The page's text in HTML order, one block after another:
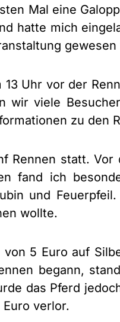
Mal eine
hatte mich
Uhr vor der
wir viele
zu den
Rennen statt.
fand ich
und
wollte.
5 Euro auf
begann,
das Pferd
verlor.